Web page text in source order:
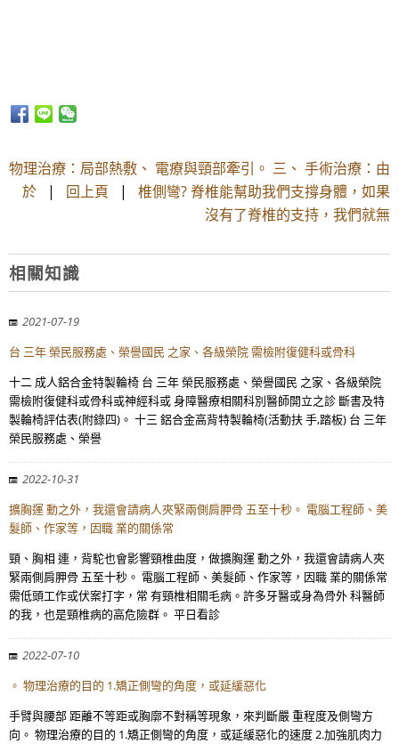
物理治療：局部熱敷、 電療與頸部牽引。 三、 手術治療：由
於
| 回上頁 | 椎側彎? 脊椎能幫助我們支撐身體，如果
沒有了脊椎的支持，我們就無
相關知識
2021-07-19
台 三年 榮民服務處、榮譽國民 之家、各級榮院 需檢附復健科或骨科
十二 成人鋁合金特製輪椅 台 三年 榮民服務處、榮譽國民 之家、各級榮院
需檢附復健科或骨科或神經科或 身障醫療相關科別醫師開立之診 斷書及特
製輪椅評估表(附錄四)。 十三 鋁合金高背特製輪椅(活動扶 手,踏板) 台 三年
榮民服務處、榮譽
2022-10-31
擴胸運 動之外，我還會請病人夾緊兩側肩胛骨 五至十秒。 電腦工程師、美
髮師、作家等，因職 業的關係常
頸、胸相 連，背駝也會影響頸椎曲度，做擴胸運 動之外，我還會請病人夾
緊兩側肩胛骨 五至十秒。 電腦工程師、美髮師、作家等，因職 業的關係常
需低頭工作或伏案打字，常 有頸椎相關毛病。許多牙醫或身為骨外 科醫師
的我，也是頸椎病的高危險群。 平日看診
2022-07-10
。 物理治療的目的 1.矯正側彎的角度，或延緩惡化
手臂與腰部 距離不等距或胸廓不對稱等現象，來判斷嚴 重程度及側彎方
向。 物理治療的目的 1.矯正側彎的角度，或延緩惡化的速度 2.加強肌肉力